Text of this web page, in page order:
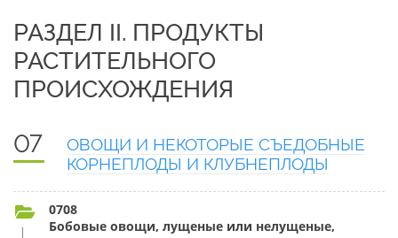
РАЗДЕЛ II. ПРОДУКТЫ
РАСТИТЕЛЬНОГО
ПРОИСХОЖДЕНИЯ
07
ОВОЩИ И НЕКОТОРЫЕ СЪЕДОБНЫЕ
КОРНЕПЛОДЫ И КЛУБНЕПЛОДЫ
0708
Бобовые овощи, лущеные или нелущеные,